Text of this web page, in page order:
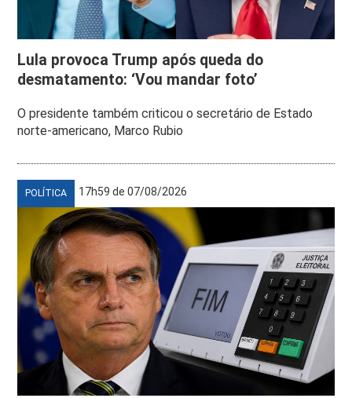
Lula provoca Trump após queda do
desmatamento: ‘Vou mandar foto’
O presidente também criticou o secretário de Estado
norte-americano, Marco Rubio
POLÍTICA 17h59 de 07/08/2026